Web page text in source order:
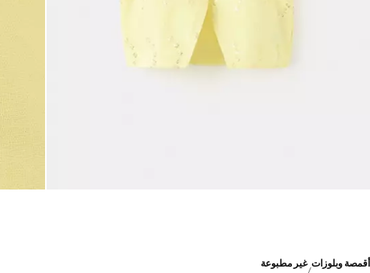
أقمصة وبلوزات غير مطبوعة